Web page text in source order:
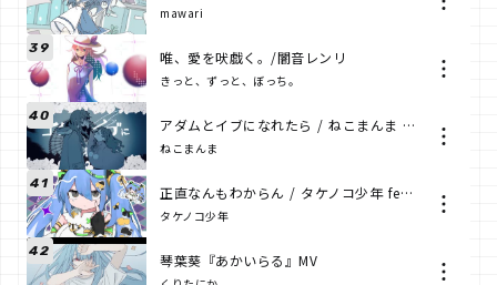
mawari
39 唯、愛を吠戯く。/闇音レンリ
きっと、ずっと、ぼっち。
40 アダムとイブになれたら / ねこまんま feat.初音ミク
ねこまんま
41 正直なんもわからん / タケノコ少年 feat. 初音ミク
タケノコ少年
42 琴葉葵『あかいらる』MV